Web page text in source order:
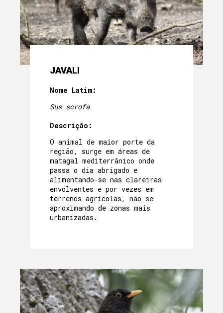
JAVALI
Nome Latim:
Sus scrofa
Descrição:
O animal de maior porte da
região, surge em áreas de
matagal mediterrânico onde
passa o dia abrigado e
alimentando-se nas clareiras
envolventes e por vezes em
terrenos agrícolas, não se
aproximando de zonas mais
urbanizadas.